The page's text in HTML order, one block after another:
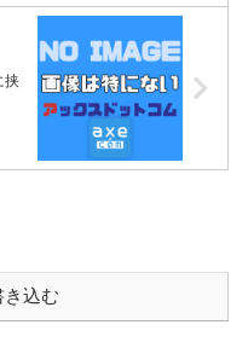
挟
き込む